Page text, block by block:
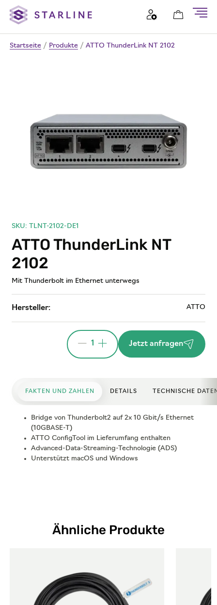
Startseite / Produkte / ATTO ThunderLink NT 2102
SKU: TLNT-2102-DE1
ATTO ThunderLink NT
2102
Mit Thunderbolt im Ethernet unterwegs
Hersteller: ATTO
1 Jetzt anfragen
FAKTEN UND ZAHLEN DETAILS TECHNISCHE
Bridge von Thunderbolt2 auf 2x 10 Gbit/s Ethernet
(10GBASE-T)
ATTO ConfigTool im Lieferumfang enthalten
Advanced-Data-Streaming-Technologie (ADS)
Unterstützt macOS und Windows
Ähnliche Produkte